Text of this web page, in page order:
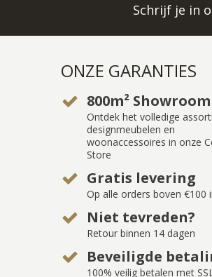
Schrijf je in
ONZE GARANTIES
800m² Showroom
Ontdek het volledige
designmeubelen en
woonaccessoires in onze
Store
Gratis levering
Op alle orders boven €100
Niet tevreden?
Retour binnen 14 dagen
Beveiligde
100% veilig betalen met